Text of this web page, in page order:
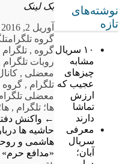
نوشته‌های
تازه
۱۰ سریال
مشابه
چیزهای
عجیب که
ارزش
تماشا
دارند
معرفی
سریال
آبان؛
بک لینک
آوریل 2, 2016
گروه تلگرام
گروه ,
روبات تلگرام
معضلی ,
تلگرام , گروه
معضلی
ها؛ تلگرام ,
← واکنش
حاشیه ها
هاشمی و
«مدافع